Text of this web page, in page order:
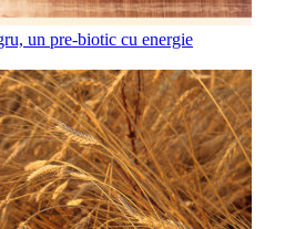
un pre-biotic cu energie